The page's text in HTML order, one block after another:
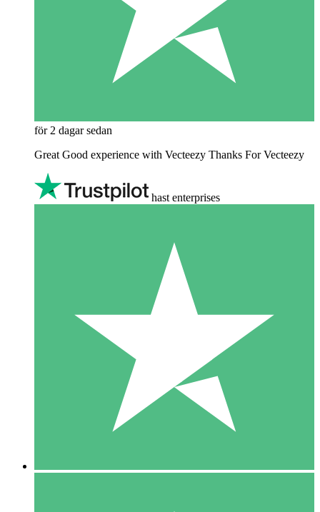
för 2 dagar sedan
Great Good experience with Vecteezy Thanks For Vecteezy
hast enterprises